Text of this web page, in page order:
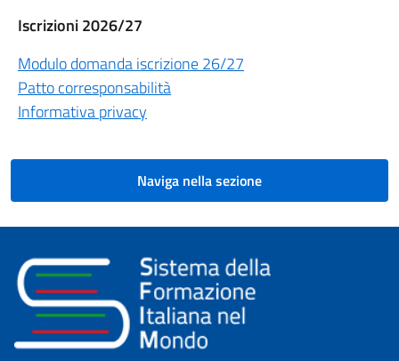
Iscrizioni 2026/27
Modulo domanda iscrizione 26/27
Patto corresponsabilità
Informativa privacy
Naviga nella sezione